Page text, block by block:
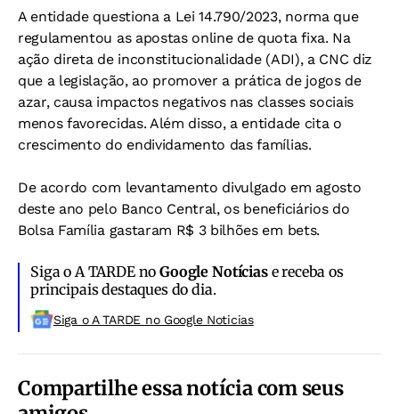
A entidade questiona a Lei 14.790/2023, norma que
regulamentou as apostas online de quota fixa. Na
ação direta de inconstitucionalidade (ADI), a CNC diz
que a legislação, ao promover a prática de jogos de
azar, causa impactos negativos nas classes sociais
menos favorecidas. Além disso, a entidade cita o
crescimento do endividamento das famílias.
De acordo com levantamento divulgado em agosto
deste ano pelo Banco Central, os beneficiários do
Bolsa Família gastaram R$ 3 bilhões em bets.
Siga o A TARDE noGoogle Notíciase receba os
principais destaques do dia.
Siga o A TARDE no Google Noticias
Compartilhe essa notícia com seus